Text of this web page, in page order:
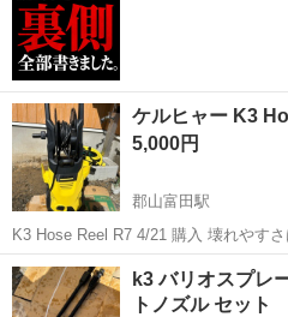
気の工場のお仕事 ◇医療機...
5,000円
郡山富田駅
K3 Hose Reel R7 4/21 購入 壊れやすさは評判通りでした。 数回使用
中に本体から水漏れしはじめて、 水圧が
期限ギリギリ一年過ぎてしまい、修理
ので...
福島 郡山市 郡山富田駅
k3 バリオスプレ
トノズル セット